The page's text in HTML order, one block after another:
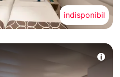
indisponibil